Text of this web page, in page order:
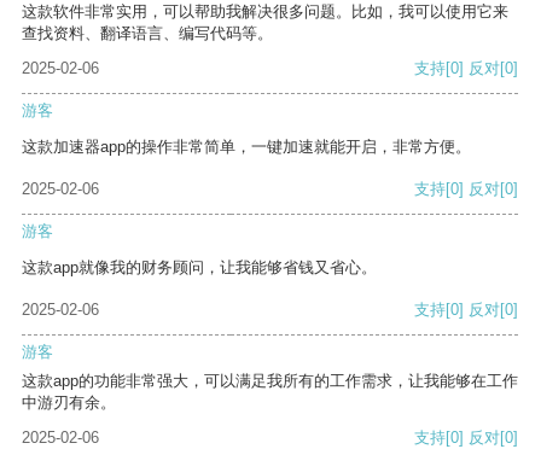
这款软件非常实用，可以帮助我解决很多问题。比如，我可以使用它来
查找资料、翻译语言、编写代码等。
2025-02-06
支持[0] 反对[0]
游客
这款加速器app的操作非常简单，一键加速就能开启，非常方便。
2025-02-06 支持[0] 反对[0]
游客
这款app就像我的财务顾问，让我能够省钱又省心。
2025-02-06 支持[0] 反对[0]
游客
这款app的功能非常强大，可以满足我所有的工作需求，让我能够在工作
中游刃有余。
2025-02-06
支持[0] 反对[0]